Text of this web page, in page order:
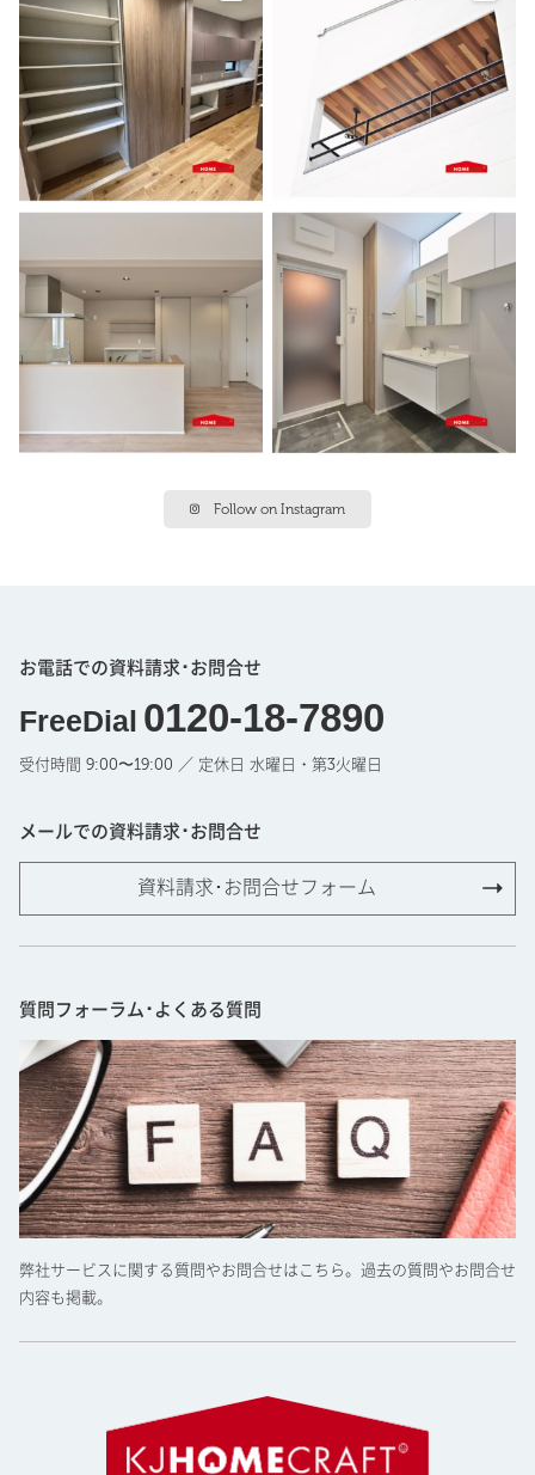
Follow on Instagram
お電話での資料請求･お問合せ
FreeDial 0120-18-7890
受付時間 9:00〜19:00 ／ 定休日 水曜日・第3火曜日
メールでの資料請求･お問合せ
資料請求･お問合せフォーム
質問フォーラム･よくある質問
弊社サービスに関する質問やお問合せはこちら。過去の質問やお問合せ
内容も掲載。